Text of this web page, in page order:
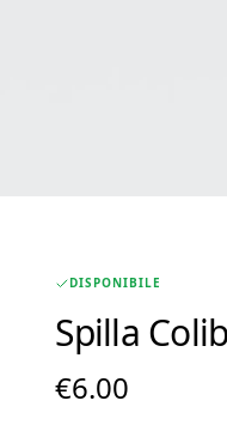
DISPONIBILE
Spilla
€6.00